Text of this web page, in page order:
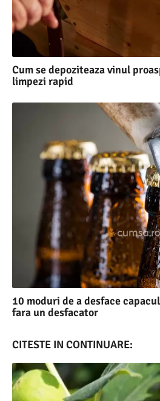
Cum se depoziteaza vinul
limpezi rapid
10 moduri de a desface
fara un desfacator
CITESTE IN CONTINUARE: